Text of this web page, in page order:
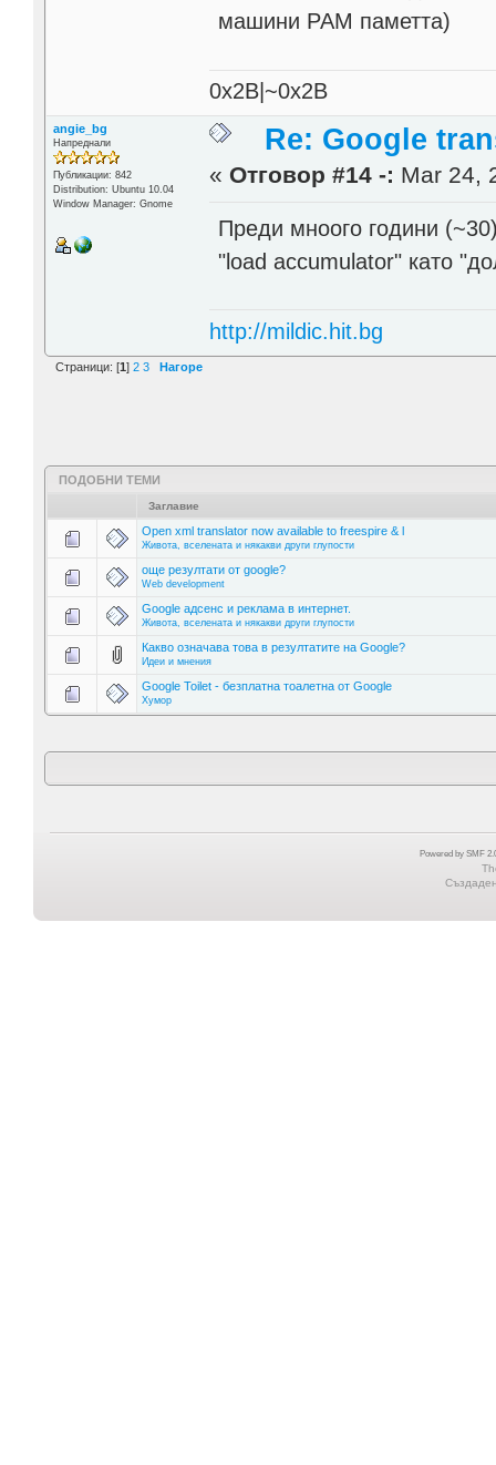
машини РАМ паметта)
0x2B|~0x2B
angie_bg
Напреднали
Публикации: 842
Distribution: Ubuntu 10.04
Window Manager: Gnome
Re: Google
« Отговор #14 -: Mar 24,
Преди мноого години
"load accumulator" като
http://mildic.hit.bg
Страници: [1] 2 3 Нагоре
ПОДОБНИ ТЕМИ
Заглавие
Open xml translator now available to freespire & l
Живота, вселената и някакви други глупости
още резултати от google?
Web development
Google адсенс и реклама в интернет.
Живота, вселената и някакви други глупости
Какво означава това в резултатите на Google?
Идеи и мнения
Google Toilet - безплатна тоалетна от Google
Хумор
Powered by SMF